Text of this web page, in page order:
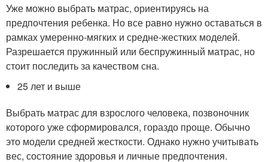
Уже можно выбрать матрас, ориентируясь на
предпочтения ребенка. Но все равно нужно оставаться в
рамках умеренно-мягких и средне-жестких моделей.
Разрешается пружинный или беспружинный матрас, но
стоит последить за качеством сна.
25 лет и выше
Выбрать матрас для взрослого человека, позвоночник
которого уже сформировался, гораздо проще. Обычно
это модели средней жесткости. Однако нужно учитывать
вес, состояние здоровья и личные предпочтения.